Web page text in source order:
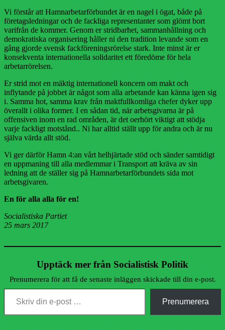
Vi förstår att Hamnarbetarförbundet är en nagel i ögat, både på
företagsledningar och de fackliga representanter som glömt bort
varifrån de kommer. Genom er stridbarhet, sammanhållning och
demokratiska organisering håller ni den tradition levande som en
gång gjorde svensk fackföreningsrörelse stark. Inte minst är er
konsekventa internationella solidaritet ett föredöme för hela
arbetarrörelsen.
Er strid mot en mäktig internationell koncern om makt och
inflytande på jobbet är något som alla arbetande kan känna igen sig
i. Samma hot, samma krav från maktfullkomliga chefer dyker upp
överallt i olika former. I en sådan tid, när arbetsgivarna är på
offensiven inom en rad områden, är det oerhört viktigt att stödja
varje fackligt motstånd.. Ni har alltid ställt upp för andra och är nu
själva värda allt stöd.
Vi ger därför Hamn 4:an vårt helhjärtade stöd och sänder samtidigt
en uppmaning till alla medlemmar i Transport att kräva av sin
ledning att de ställer sig på Hamnarbetarförbundets sida mot
arbetsgivaren.
En för alla alla för en!
Socialistiska Partiet
25 mars 2017
Upptäck mer från Socialistisk Politik
Prenumerera för att få de senaste inläggen skickade till din e-post.
Skriv din e-post …
Prenumerera